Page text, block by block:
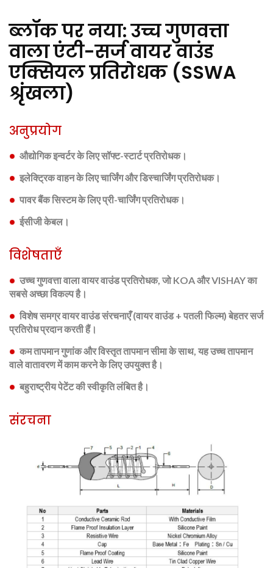
ब्लॉक पर नया: उच्च गुणवत्ता
वाला एंटी-सर्ज वायर वाउंड
एक्सियल प्रतिरोधक (SSWA
श्रृंखला)
अनुप्रयोग
औद्योगिक इन्वर्टर के लिए सॉफ्ट-स्टार्ट प्रतिरोधक।
इलेक्ट्रिक वाहन के लिए चार्जिंग और डिस्चार्जिंग प्रतिरोधक।
पावर बैंक सिस्टम के लिए प्री-चार्जिंग प्रतिरोधक।
ईसीजी केबल।
विशेषताएँ
उच्च गुणवत्ता वाला वायर वाउंड प्रतिरोधक, जो KOA और VISHAY का
सबसे अच्छा विकल्प है।
विशेष समग्र वायर वाउंड संरचनाएँ (वायर वाउंड + पतली फिल्म) बेहतर सर्ज
प्रतिरोध प्रदान करती हैं।
कम तापमान गुणांक और विस्तृत तापमान सीमा के साथ, यह उच्च तापमान
वाले वातावरण में काम करने के लिए उपयुक्त है।
बहुराष्ट्रीय पेटेंट की स्वीकृति लंबित है।
संरचना